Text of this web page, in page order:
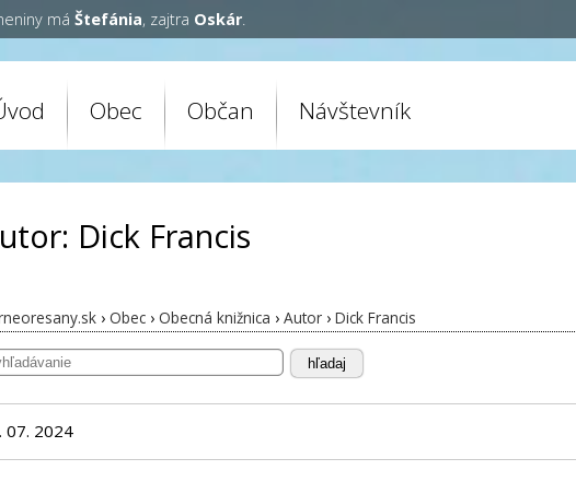
má Štefánia, zajtra Oskár.
Obec Občan Návštevník
Dick Francis
› Obec › Obecná knižnica › Autor › Dick Francis
hľadaj
07. 2024